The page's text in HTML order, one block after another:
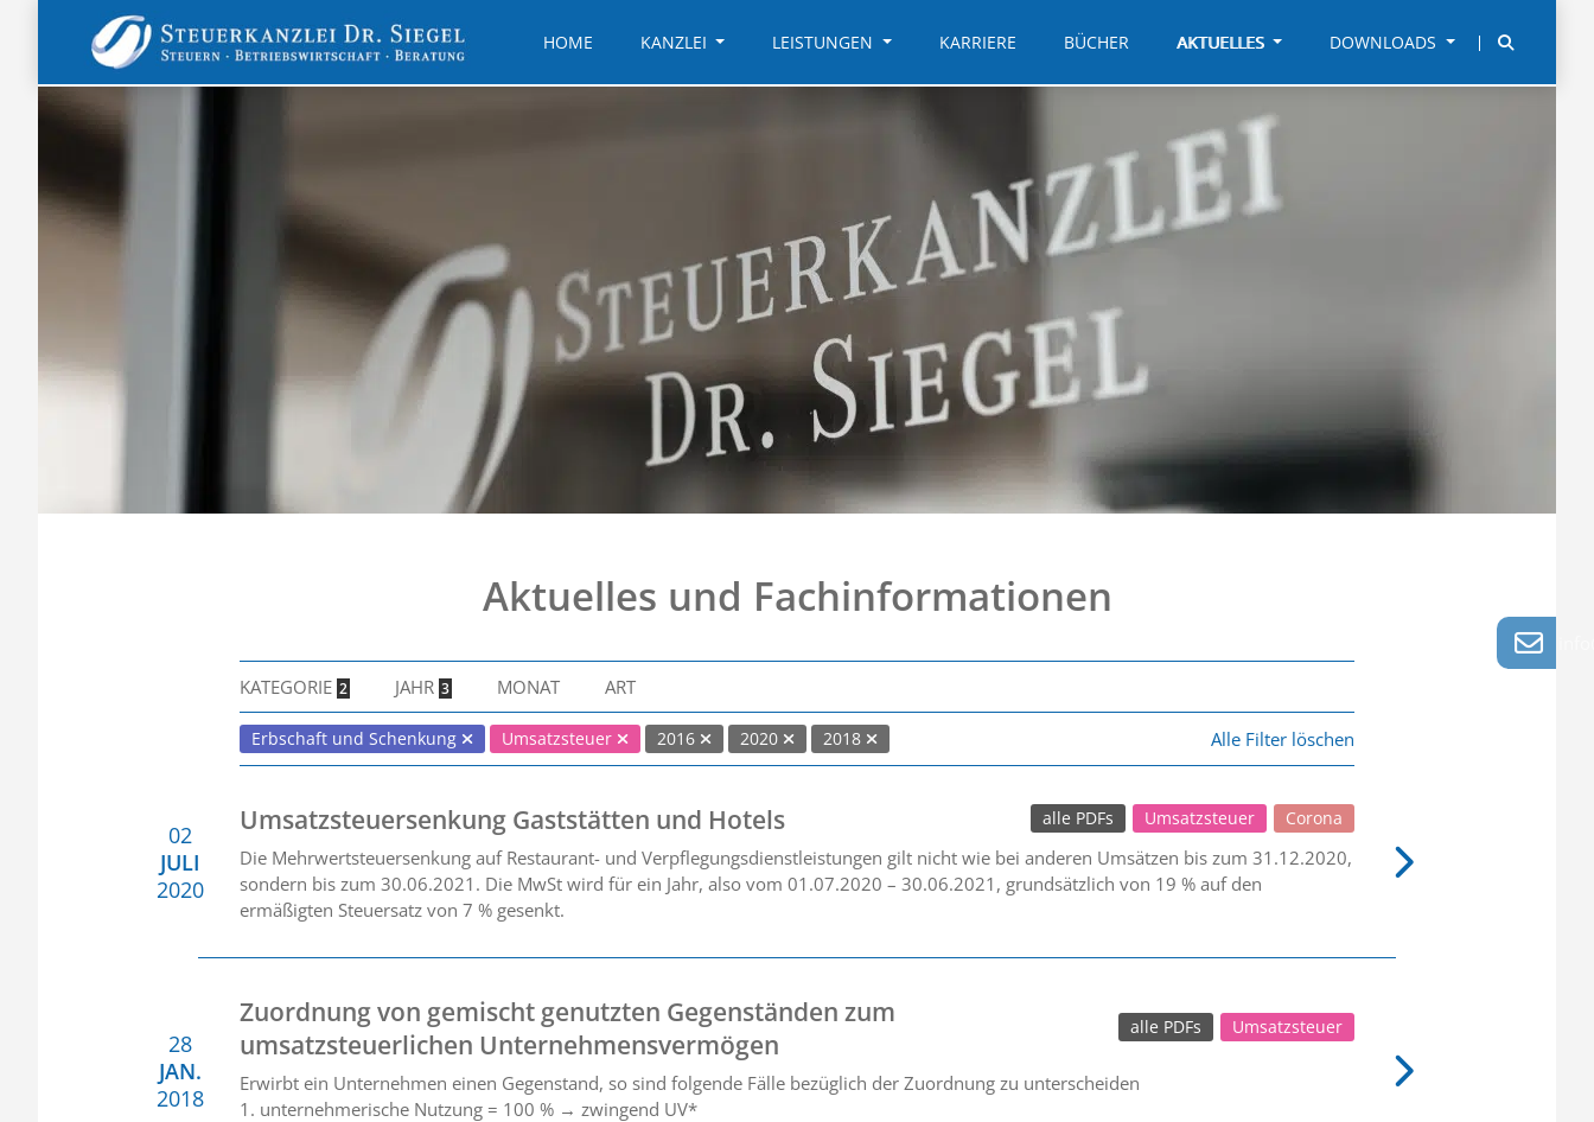
HOME KANZLEI LEISTUNGEN KARRIERE BÜCHER AKTUELLES DOWNLOADS
Aktuelles und Fachinformationen
KATEGORIE 2 JAHR 3 MONAT ART
Erbschaft und Schenkung Umsatzsteuer 2016 2020 2018 Alle Filter löschen
02
JULI
2020
Umsatzsteuersenkung Gaststätten und Hotels Corona
Umsatzsteuer
alle PDFs
Die Mehrwertsteuersenkung auf Restaurant- und Verpflegungsdienstleistungen gilt nicht wie bei anderen Umsätzen bis zum 31.12.2020,
sondern bis zum 30.06.2021. Die MwSt wird für ein Jahr, also vom 01.07.2020 – 30.06.2021, grundsätzlich von 19 % auf den
ermäßigten Steuersatz von 7 % gesenkt.
28
JAN.
2018
Zuordnung von gemischt genutzten Gegenständen zum
umsatzsteuerlichen Unternehmensvermögen
Umsatzsteuer
alle PDFs
Erwirbt ein Unternehmen einen Gegenstand, so sind folgende Fälle bezüglich der Zuordnung zu unterscheiden
1. unternehmerische Nutzung = 100 % → zwingend UV*